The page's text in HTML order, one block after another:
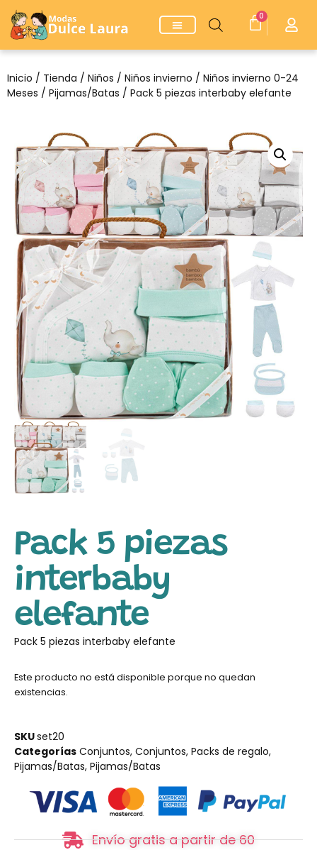
0
Inicio / Tienda / Niños / Niños invierno / Niños invierno 0-24
Meses / Pijamas/Batas / Pack 5 piezas interbaby elefante
Pack 5 piezas
interbaby
elefante
Pack 5 piezas interbaby elefante
Este producto no está disponible porque no quedan
existencias.
SKUset20
Categorías Conjuntos, Conjuntos, Packs de regalo,
Pijamas/Batas, Pijamas/Batas
Envío gratis a partir de 60